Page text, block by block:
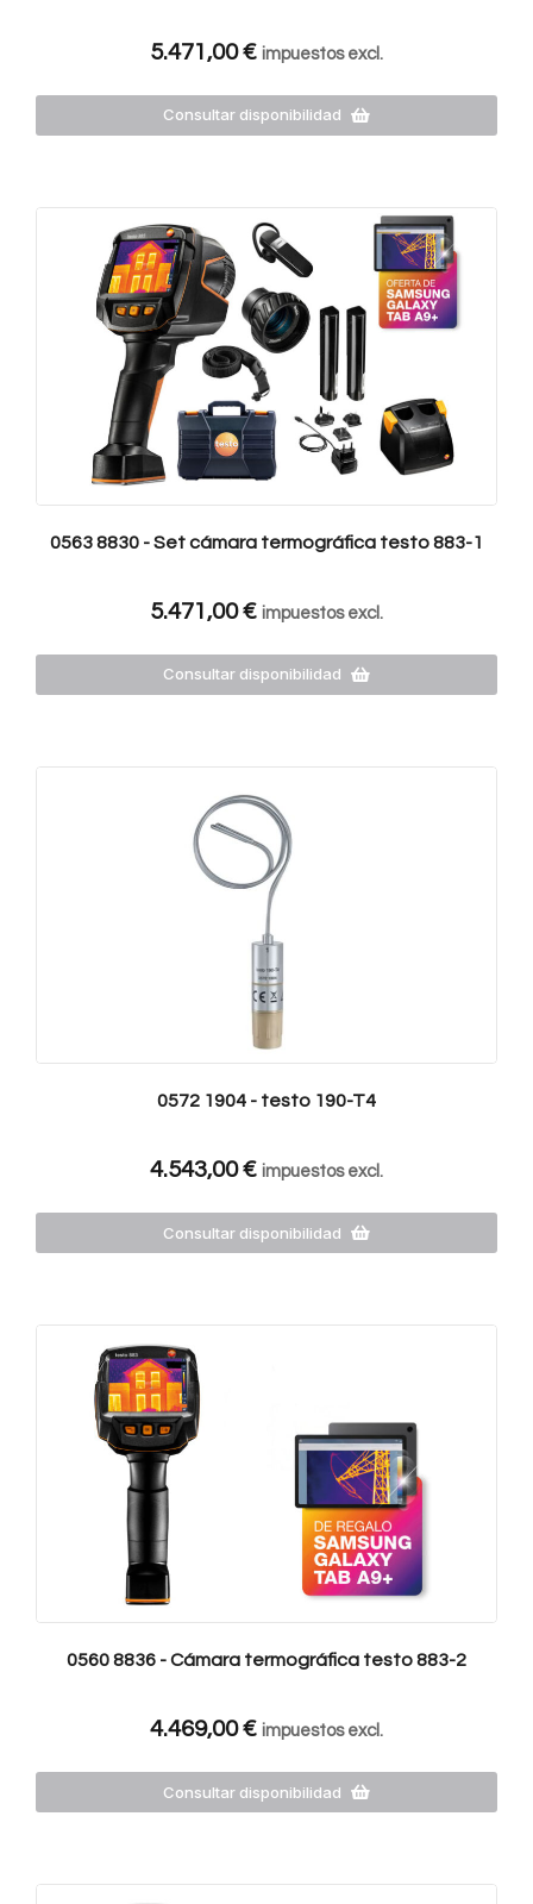
5.471,00€ impuestos excl.
Consultar disponibilidad
0563 8830 - Set cámara termográfica testo 883-1
5.471,00€ impuestos excl.
Consultar disponibilidad
0572 1904 - testo 190-T4
4.543,00€ impuestos excl.
Consultar disponibilidad
0560 8836 - Cámara termográfica testo 883-2
4.469,00€ impuestos excl.
Consultar disponibilidad